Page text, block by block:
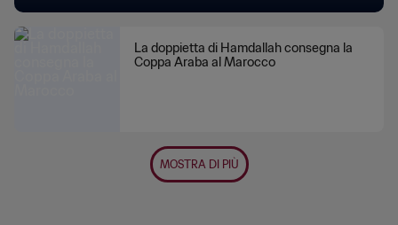
La doppietta di Hamdallah consegna la
Coppa Araba al Marocco
MOSTRA DI PIÙ